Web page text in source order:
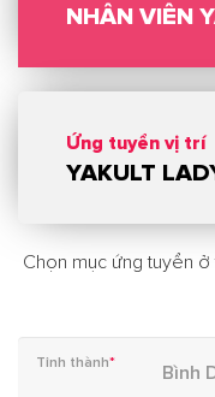
NHÂN VIÊN
Ứng tuyển vị trí
YAKULT
Chọn mục ứng tuyển
Tỉnh thành*